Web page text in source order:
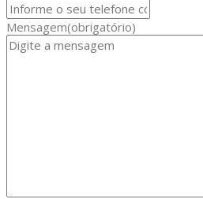
Mensagem(obrigatório)